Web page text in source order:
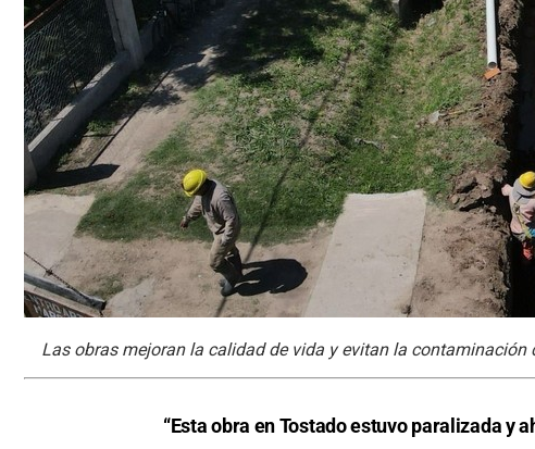
Las obras mejoran la calidad de vida y evitan la contaminación
“Esta obra en Tostado estuvo paralizada y